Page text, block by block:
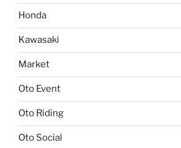
Honda
Kawasaki
Market
Oto Event
Oto Riding
Oto Social